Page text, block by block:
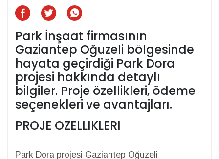
Park İnşaat firmasının
Gaziantep Oğuzeli bölgesinde
hayata geçirdiği Park Dora
projesi hakkında detaylı
bilgiler. Proje özellikleri, ödeme
seçenekleri ve avantajları.
PROJE OZELLIKLERI
Park Dora projesi Gaziantep Oğuzeli